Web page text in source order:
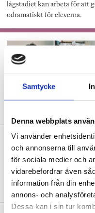
Samtycke
Denna webbplats
Vi använder
och annonserna till
för sociala medier och
vidarebefordrar även
information från din
annons- och
Dessa kan i sin tur
lågstadiet kan arbeta för att
odramatiskt för eleverna.
Därför väcker
hos elever
FORSKNING Forskaren:
eftersom de då inte heller lär